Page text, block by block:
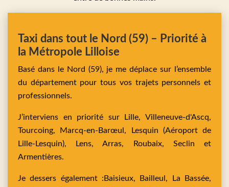
Taxi dans tout le Nord (59) – Priorité à
la Métropole Lilloise
Basé dans le Nord (59), je me déplace sur l’ensemble
du département pour tous vos trajets personnels et
professionnels.
J’interviens en priorité surLille,Villeneuve-d'Ascq,
Tourcoing,
Marcq-en-Barœul, Lesquin (Aéroport de
Lille-Lesquin), Lens,Arras, Roubaix, Seclin et
Armentières.
Je dessers également : Baisieux, Bailleul,
La Bassée,